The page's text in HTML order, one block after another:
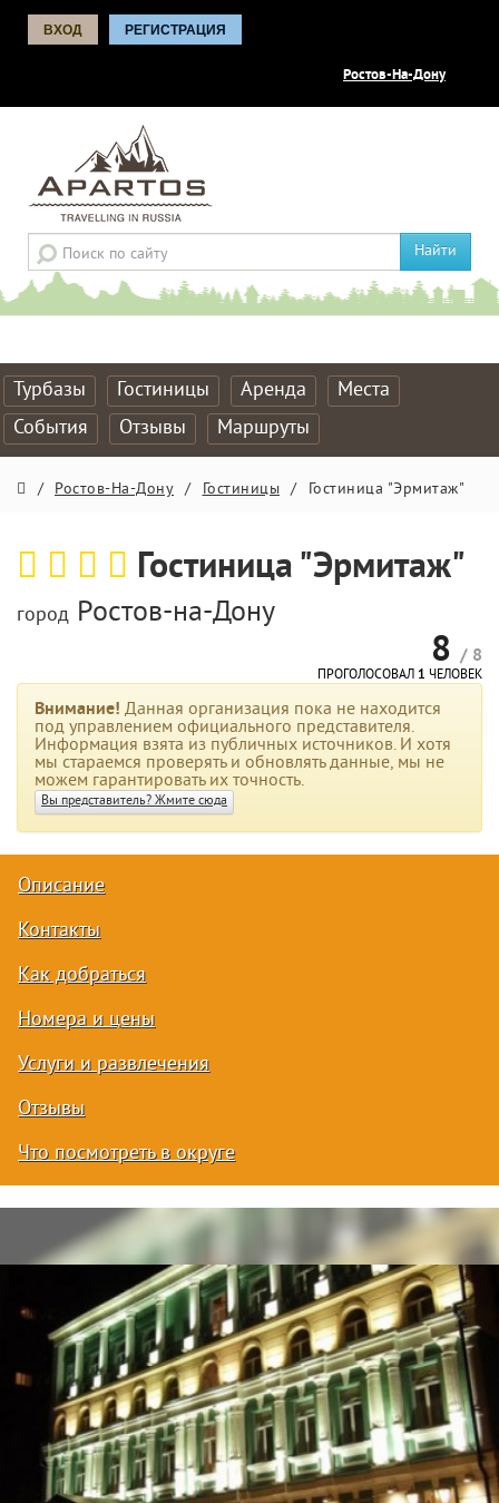
ВХОД РЕГИСТРАЦИЯ
Ростов-На-Дону
Найти
Турбазы Гостиницы Аренда
Места
События
Отзывы Маршруты
/ Ростов-На-Дону / Гостиницы / Гостиница "Эрмитаж"
Гостиница "Эрмитаж"
город Ростов-на-Дону
8 / 8
ПРОГОЛОСОВАЛ 1 ЧЕЛОВЕК
Внимание! Данная организация пока не находится
под управлением официального представителя.
Информация взята из публичных источников. И хотя
мы стараемся проверять и обновлять данные, мы не
можем гарантировать их точность.
Вы представитель? Жмите сюда
Описание
Контакты
Как добраться
Номера и цены
Услуги и развлечения
Отзывы
Что посмотреть в округе